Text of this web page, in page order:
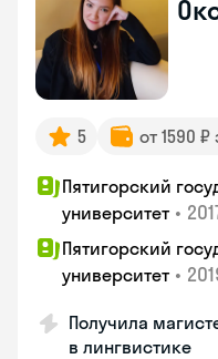
5 от 1590
Пятигорский
университет •
Пятигорский
университет •
Получила
в лингвистике